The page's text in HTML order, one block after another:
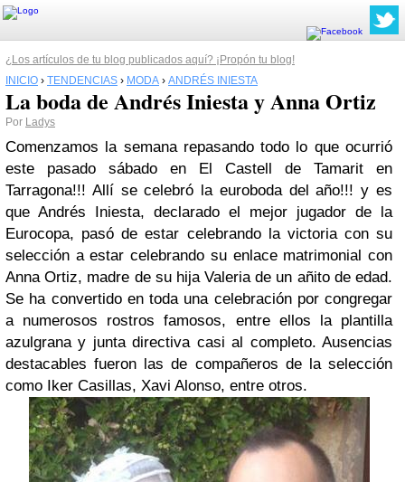
¿Los artículos de tu blog publicados aquí? ¡Propón tu blog!
INICIO › TENDENCIAS › MODA › ANDRÉS INIESTA
La boda de Andrés Iniesta y Anna Ortiz
Por Ladys
Comenzamos la semana repasando todo lo que ocurrió
este pasado sábado en El Castell de Tamarit en
Tarragona!!! Allí se celebró la euroboda del año!!! y es
que Andrés Iniesta, declarado el mejor jugador de la
Eurocopa, pasó de estar celebrando la victoria con su
selección a estar celebrando su enlace matrimonial con
Anna Ortiz, madre de su hija Valeria de un añito de edad.
Se ha convertido en toda una celebración por congregar
a numerosos rostros famosos, entre ellos la plantilla
azulgrana y junta directiva casi al completo. Ausencias
destacables fueron las de compañeros de la selección
como Iker Casillas, Xavi Alonso, entre otros.